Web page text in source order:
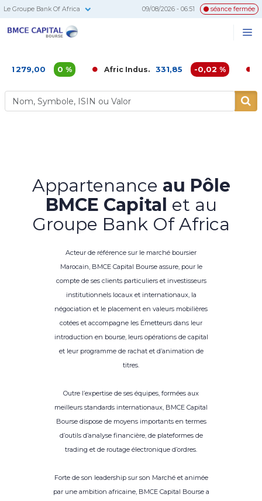
Le Groupe Bank Of Africa 09/08/2026 - 06:51 séance fermée
0 % Afric Indus. 331,85 -0,02 % Afriquia
Appartenance au Pôle
BMCE Capital et au
Groupe Bank Of Africa
Acteur de référence sur le marché boursier
Marocain, BMCE Capital Bourse assure, pour le
compte de ses clients particuliers et investisseurs
institutionnels locaux et internationaux, la
négociation et le placement en valeurs mobilières
cotées et accompagne les Émetteurs dans leur
introduction en bourse, leurs opérations de capital
et leur programme de rachat et d’animation de
titres.
Outre l’expertise de ses équipes, formées aux
meilleurs standards internationaux, BMCE Capital
Bourse dispose de moyens importants en termes
d’outils d’analyse financière, de plateformes de
trading et de routage électronique d’ordres.
Forte de son leadership sur son Marché et animée
par une ambition africaine, BMCE Capital Bourse a